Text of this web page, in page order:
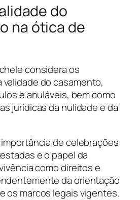
do
na ótica de
considera os
do casamento,
e anuláveis, bem como
jurídicas da nulidade e da
de celebrações
e o papel da
como direitos e
da orientação
os marcos legais vigentes.